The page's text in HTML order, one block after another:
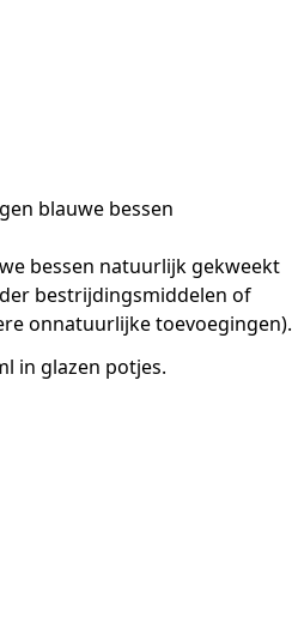
blauwe bessen
bessen natuurlijk gekweekt
bestrijdingsmiddelen of
onnatuurlijke toevoegingen).
in glazen potjes.